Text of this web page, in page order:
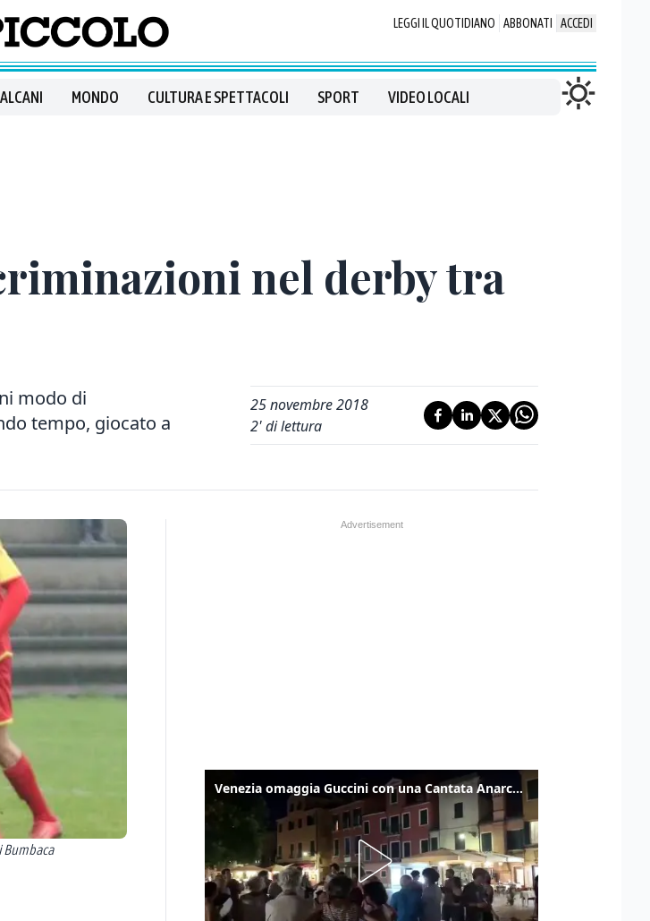
LEGGI IL QUOTIDIANO ABBONATI ACCEDI
MONDO CULTURA E SPETTACOLI SPORT VIDEO LOCALI
nel derby tra
modo di
tempo, giocato a
25 novembre 2018
2' di lettura
Bumbaca
Venezia omaggia Guccini con una Cantata Anarchica in campo Santa Margherita